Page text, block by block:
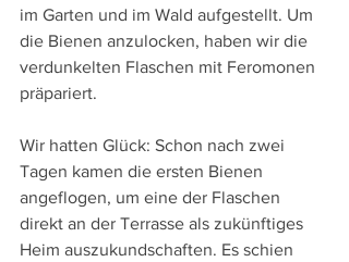
im Garten und im Wald aufgestellt. Um
die Bienen anzulocken, haben wir die
verdunkelten Flaschen mit Feromonen
präpariert.
Wir hatten Glück: Schon nach zwei
Tagen kamen die ersten Bienen
angeflogen, um eine der Flaschen
direkt an der Terrasse als zukünftiges
Heim auszukundschaften. Es schien